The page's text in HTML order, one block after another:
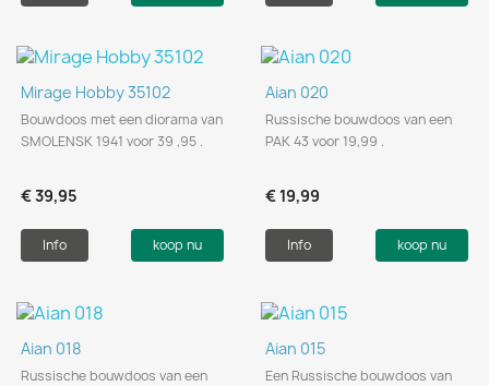
Mirage Hobby 35102
Bouwdoos met een diorama van
SMOLENSK 1941 voor 39 ,95 .
€ 39,95
Info koop nu
Aian 020
Russische bouwdoos van een
PAK 43 voor 19,99 .
€ 19,99
Info koop nu
Aian 018
Russische bouwdoos van een
Aian 015
Een Russische bouwdoos van